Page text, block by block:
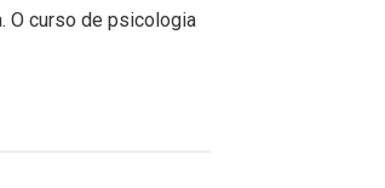
O curso de psicologia